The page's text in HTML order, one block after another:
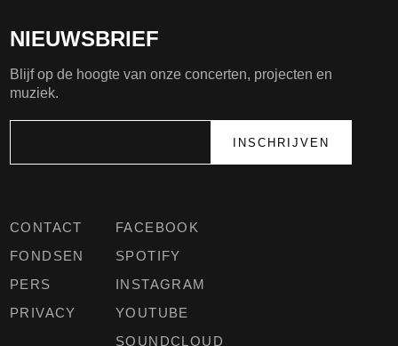
CONTACT
FONDSEN
PERS
PRIVACY
FACEBOOK
SPOTIFY
INSTAGRAM
YOUTUBE
SOUNDCLOUD
NIEUWSBRIEF
Blijf op de hoogte van onze concerten, projecten en
muziek.